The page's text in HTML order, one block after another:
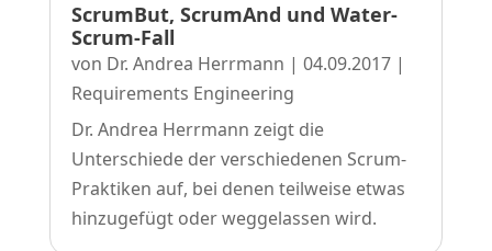
ScrumBut, ScrumAnd und Water-
Scrum-Fall
von Dr. Andrea Herrmann | 04.09.2017|
Requirements Engineering
Dr. Andrea Herrmann zeigt die
Unterschiede der verschiedenen Scrum-
Praktiken auf, bei denen teilweise etwas
hinzugefügt oder weggelassen wird.